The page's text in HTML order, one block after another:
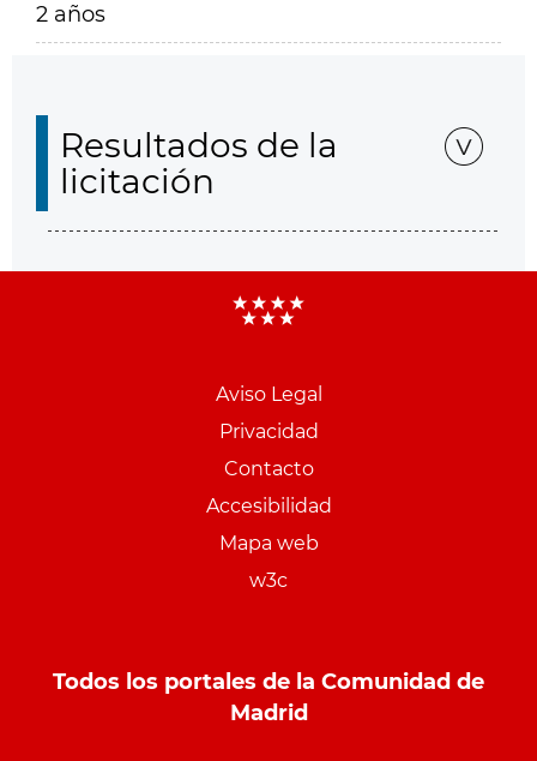
2 años
Resultados de la
licitación
Aviso Legal
Privacidad
Contacto
Accesibilidad
Mapa web
w3c
Todos los portales de la Comunidad de
Madrid